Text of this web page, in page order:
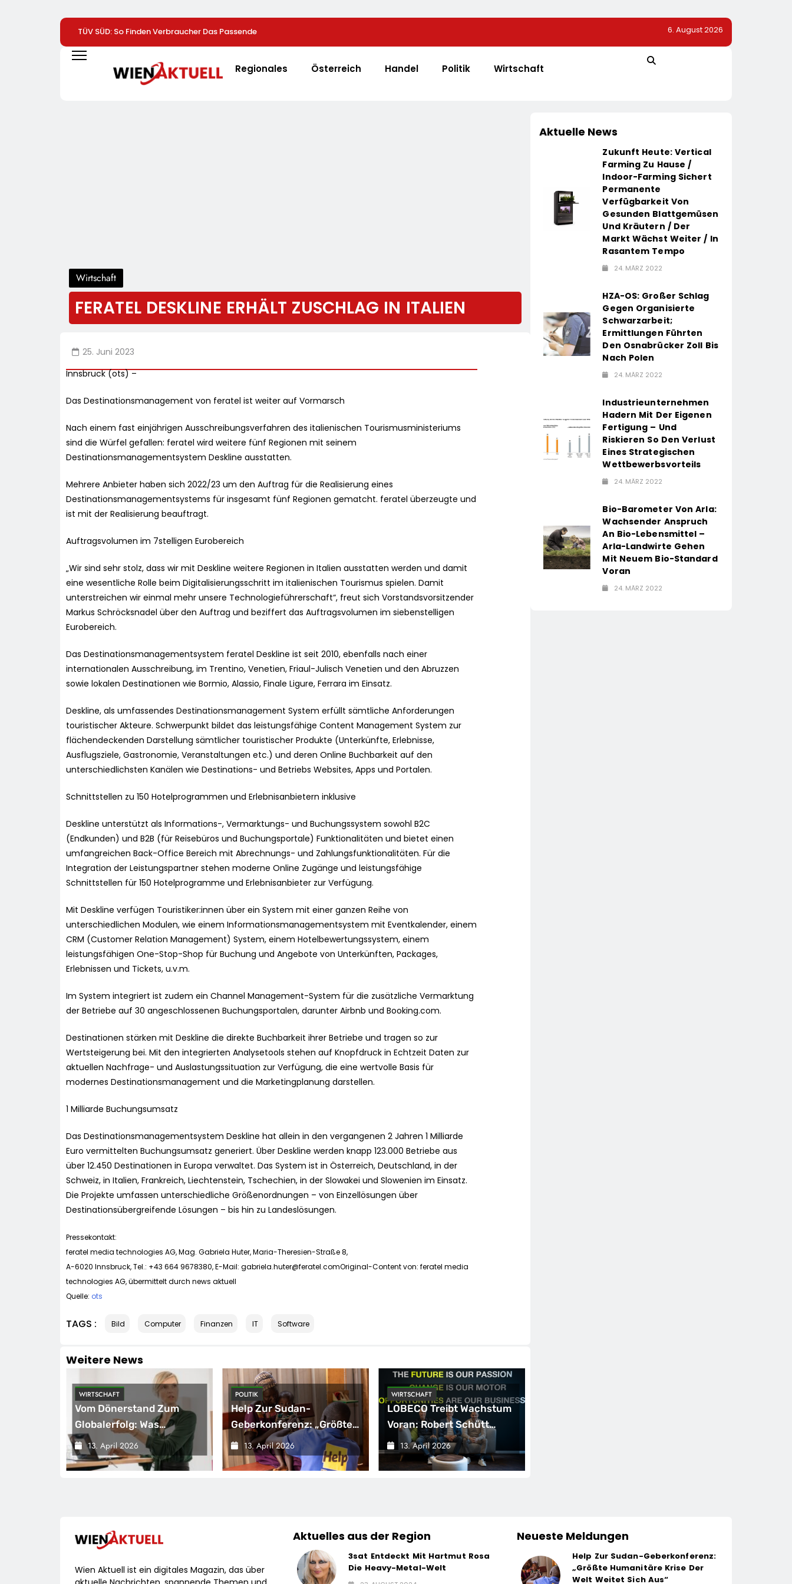
TÜV SÜD: So Finden Verbraucher Das Passende
Laserentfernungsmessgerät
Mangal Lernen Können
Help Zur Sudan-Geberkonferenz: „Größte
Welt Weitet Sich Aus“
6. August 2026
Regionales Österreich Handel Politik Wirtschaft
Wirtschaft
FERATEL DESKLINE ERHÄLT ZUSCHLAG IN ITALIEN
25. Juni 2023
Innsbruck (ots) –
Das Destinationsmanagement von feratel ist weiter auf Vormarsch
Nach einem fast einjährigen Ausschreibungsverfahren des italienischen Tourismusministeriums
sind die Würfel gefallen: feratel wird weitere fünf Regionen mit seinem
Destinationsmanagementsystem Deskline ausstatten.
Mehrere Anbieter haben sich 2022/23 um den Auftrag für die Realisierung eines
Destinationsmanagementsystems für insgesamt fünf Regionen gematcht. feratel überzeugte und
ist mit der Realisierung beauftragt.
Auftragsvolumen im 7stelligen Eurobereich
„Wir sind sehr stolz, dass wir mit Deskline weitere Regionen in Italien ausstatten werden und damit
eine wesentliche Rolle beim Digitalisierungsschritt im italienischen Tourismus spielen. Damit
unterstreichen wir einmal mehr unsere Technologieführerschaft“, freut sich Vorstandsvorsitzender
Markus Schröcksnadel über den Auftrag und beziffert das Auftragsvolumen im siebenstelligen
Eurobereich.
Das Destinationsmanagementsystem feratel Deskline ist seit 2010, ebenfalls nach einer
internationalen Ausschreibung, im Trentino, Venetien, Friaul-Julisch Venetien und den Abruzzen
sowie lokalen Destinationen wie Bormio, Alassio, Finale Ligure, Ferrara im Einsatz.
Deskline, als umfassendes Destinationsmanagement System erfüllt sämtliche Anforderungen
touristischer Akteure. Schwerpunkt bildet das leistungsfähige Content Management System zur
flächendeckenden Darstellung sämtlicher touristischer Produkte (Unterkünfte, Erlebnisse,
Ausflugsziele, Gastronomie, Veranstaltungen etc.) und deren Online Buchbarkeit auf den
unterschiedlichsten Kanälen wie Destinations- und Betriebs Websites, Apps und Portalen.
Schnittstellen zu 150 Hotelprogrammen und Erlebnisanbietern inklusive
Deskline unterstützt als Informations-, Vermarktungs- und Buchungssystem sowohl B2C
(Endkunden) und B2B (für Reisebüros und Buchungsportale) Funktionalitäten und bietet einen
umfangreichen Back-Office Bereich mit Abrechnungs- und Zahlungsfunktionalitäten. Für die
Integration der Leistungspartner stehen moderne Online Zugänge und leistungsfähige
Schnittstellen für 150 Hotelprogramme und Erlebnisanbieter zur Verfügung.
Mit Deskline verfügen Touristiker:innen über ein System mit einer ganzen Reihe von
unterschiedlichen Modulen, wie einem Informationsmanagementsystem mit Eventkalender, einem
CRM (Customer Relation Management) System, einem Hotelbewertungssystem, einem
leistungsfähigen One-Stop-Shop für Buchung und Angebote von Unterkünften, Packages,
Erlebnissen und Tickets, u.v.m.
Im System integriert ist zudem ein Channel Management-System für die zusätzliche Vermarktung
der Betriebe auf 30 angeschlossenen Buchungsportalen, darunter Airbnb und Booking.com.
Destinationen stärken mit Deskline die direkte Buchbarkeit ihrer Betriebe und tragen so zur
Wertsteigerung bei. Mit den integrierten Analysetools stehen auf Knopfdruck in Echtzeit Daten zur
aktuellen Nachfrage- und Auslastungssituation zur Verfügung, die eine wertvolle Basis für
modernes Destinationsmanagement und die Marketingplanung darstellen.
1 Milliarde Buchungsumsatz
Das Destinationsmanagementsystem Deskline hat allein in den vergangenen 2 Jahren 1 Milliarde
Euro vermittelten Buchungsumsatz generiert. Über Deskline werden knapp 123.000 Betriebe aus
über 12.450 Destinationen in Europa verwaltet. Das System ist in Österreich, Deutschland, in der
Schweiz, in Italien, Frankreich, Liechtenstein, Tschechien, in der Slowakei und Slowenien im Einsatz.
Die Projekte umfassen unterschiedliche Größenordnungen – von Einzellösungen über
Destinationsübergreifende Lösungen – bis hin zu Landeslösungen.
Pressekontakt:
feratel media technologies AG, Mag. Gabriela Huter, Maria-Theresien-Straße 8,
A-6020 Innsbruck, Tel.: +43 664 9678380, E-Mail: gabriela.huter@feratel.comOriginal-Contentvon: feratel media
technologies AG, übermittelt durch news aktuell
Quelle: ots
TAGS : Bild Computer Finanzen IT Software
Weitere News
WIRTSCHAFT
Vom Dönerstand Zum
Globalerfolg: Was
Franchisenehmer Von
Mangal Lernen Können
13. April 2026
POLITIK
Help Zur Sudan-
Geberkonferenz: „Größte
Humanitäre Krise Der Welt
Weitet Sich Aus“
13. April 2026
WIRTSCHAFT
LOBECO Treibt Wachstum
Voran: Robert Schütt
Kommt Von Serviceplan
Und Wird Director
Business Development
13. April 2026
Aktuelle News
Zukunft Heute: Vertical
Farming Zu Hause /
Indoor-Farming Sichert
Permanente
Verfügbarkeit Von
Gesunden Blattgemüsen
Und Kräutern / Der
Markt Wächst Weiter / In
Rasantem Tempo
24. MÄRZ 2022
HZA-OS: Großer Schlag
Gegen Organisierte
Schwarzarbeit;
Ermittlungen Führten
Den Osnabrücker Zoll Bis
Nach Polen
24. MÄRZ 2022
Industrieunternehmen
Hadern Mit Der Eigenen
Fertigung – Und
Riskieren So Den Verlust
Eines Strategischen
Wettbewerbsvorteils
24. MÄRZ 2022
Bio-Barometer Von Arla:
Wachsender Anspruch
An Bio-Lebensmittel –
Arla-Landwirte Gehen
Mit Neuem Bio-Standard
Voran
24. MÄRZ 2022
Wien Aktuell ist ein digitales Magazin, das über
Aktuelles aus der Region
3sat Entdeckt Mit Hartmut Rosa
Die Heavy-Metal-Welt
Neueste Meldungen
Help Zur Sudan-Geberkonferenz:
„Größte Humanitäre Krise Der
Welt Weitet Sich Aus“